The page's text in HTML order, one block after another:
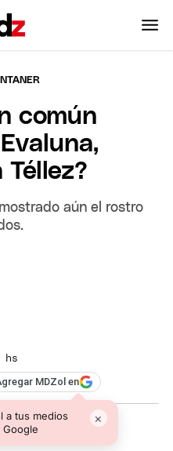
común
aún el rostro
hs
MDZol en
a tus medios
×